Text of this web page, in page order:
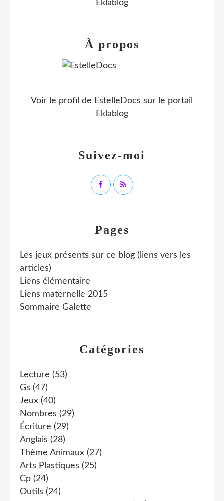
Catégories
Lecture (53)
Gs (47)
Jeux (40)
Nombres (29)
Écriture (29)
Anglais (28)
Thème Animaux (27)
Arts Plastiques (25)
Cp (24)
Outils (24)
Pages
Les jeux présents sur ce blog (liens vers les
articles)
Liens élémentaire
Liens maternelle 2015
Sommaire Galette
Eklablog
Suivez-moi
À propos
Voir le profil de EstelleDocs sur le portail
Eklablog